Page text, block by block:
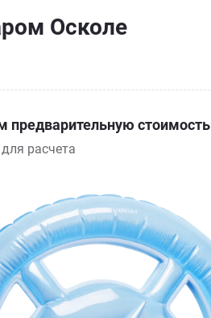
Осколе
предварительную стоимость
расчета